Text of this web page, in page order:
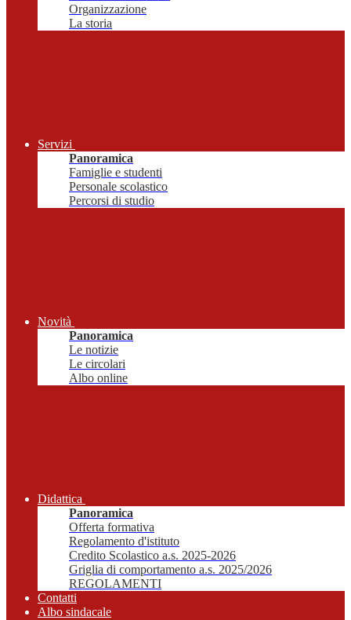
Organizzazione
La storia
Servizi
Panoramica
Famiglie e studenti
Personale scolastico
Percorsi di studio
Novità
Panoramica
Le notizie
Le circolari
Albo online
Didattica
Panoramica
Offerta formativa
Regolamento d'istituto
Credito Scolastico a.s. 2025-2026
Griglia di comportamento a.s. 2025/2026
REGOLAMENTI
Contatti
Albo sindacale